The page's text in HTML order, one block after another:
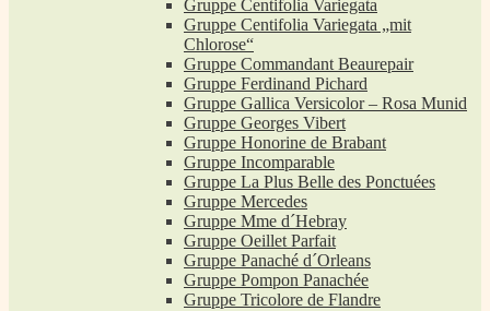
Gruppe Centifolia Variegata
Gruppe Centifolia Variegata „mit
Chlorose“
Gruppe Commandant Beaurepair
Gruppe Ferdinand Pichard
Gruppe Gallica Versicolor – Rosa Munid
Gruppe Georges Vibert
Gruppe Honorine de Brabant
Gruppe Incomparable
Gruppe La Plus Belle des Ponctuées
Gruppe Mercedes
Gruppe Mme d´Hebray
Gruppe Oeillet Parfait
Gruppe Panaché d´Orleans
Gruppe Pompon Panachée
Gruppe Tricolore de Flandre